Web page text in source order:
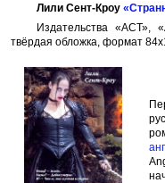
Лили Сент-Кроу
Издательства «АСТ»,
твёрдая обложка, формат